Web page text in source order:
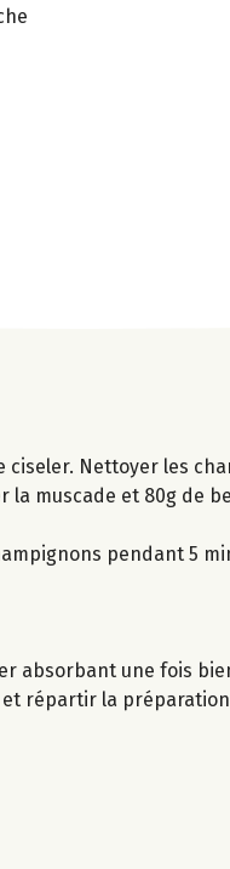
Nettoyer les
muscade et 80g de
pendant 5
absorbant une fois
répartir la